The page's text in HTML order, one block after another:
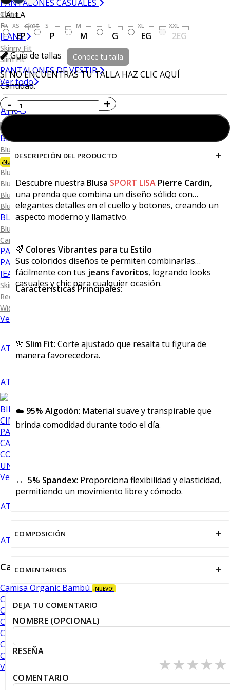
PANTALONES CASUALES
Chino
Five Pocket
JEANS
Skinny Fit
Slim Fit
PANTALONES DE VESTIR
Ver todo
ATRÁS
BLUSAS
Blusa Organic Bambú
¡Nueva Colección!
Blusa Piqué.
Blusa Performance
Blusa Oxford
Blusa de Vestir
BLUSAS SPORT
Blusa Sport Lisa
Camiseta Lisa
PANTALONES DE VESTIR
PANTALONES CASUALES
JEANS
Skinny Levanta Pompis
Recto Levanta Pompis
Wide Leg
Ver todo
ATRÁS
ATRÁS
BILLETERAS
CINTURONES
PAÑUELOS
CALCETINES
CORBATAS
UNDERWEAR
Ver todo
ATRÁS
ATRÁS
Camisas
Camisa Organic Bambú ¡NUEVO!
Camisas Performance
Camisas Piqué
Camisas Oxford
Camisas lisas y texturas
Camisas con diseño
Camisas con cuadros
VER TODO
TALLA
XS
EP
S
P
M
M
L
G
XL
EG
XXL
2EG
Guía de tallas
Conoce tu talla
SI NO ENCUENTRAS TU TALLA HAZ CLIC AQUÍ
Cantidad:
DESCRIPCIÓN DEL PRODUCTO +
Descubre nuestra Blusa SPORT LISA Pierre Cardin,
una prenda que combina un diseño sólido con
elegantes detalles en el cuello y botones, creando un
aspecto moderno y llamativo.
🌈 Colores Vibrantes para tu Estilo
Sus coloridos diseños te permiten combinarlas
fácilmente con tus jeans favoritos, logrando looks
casuales y chic para cualquier ocasión.
Características Principales:
👚 Slim Fit: Corte ajustado que resalta tu figura de
manera favorecedora.
☁️ 95% Algodón: Material suave y transpirable que
brinda comodidad durante todo el día.
↔️ 5% Spandex: Proporciona flexibilidad y elasticidad,
permitiendo un movimiento libre y cómodo.
COMPOSICIÓN +
COMENTARIOS +
DEJA TU COMENTARIO
NOMBRE (OPCIONAL)
RESEÑA
★
★
★
★
★
COMENTARIO